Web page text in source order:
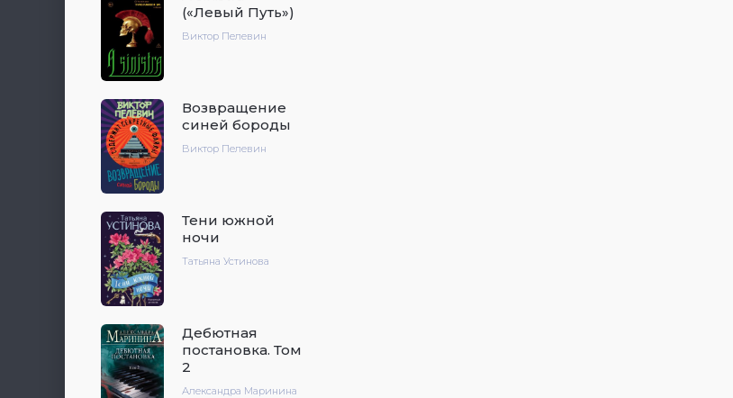
(«Левый Путь»)
Виктор Пелевин
Возвращение
синей бороды
Виктор Пелевин
Тени южной
ночи
Татьяна Устинова
Дебютная
постановка. Том
2
Александра Маринина